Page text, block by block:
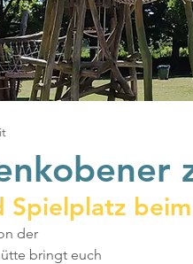
Spielplatz
der
bringt euch